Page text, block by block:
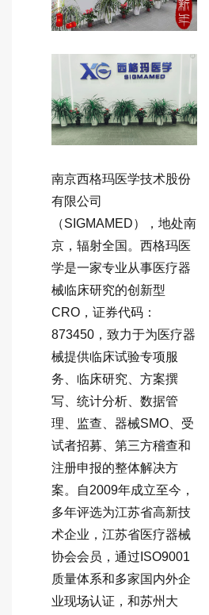
南京西格玛医学技术股份
有限公司
（SIGMAMED），地处南
京，辐射全国。西格玛医
学是一家专业从事医疗器
械临床研究的创新型
CRO，证券代码：
873450，致力于为医疗器
械提供临床试验专项服
务、临床研究、方案撰
写、统计分析、数据管
理、监查、器械SMO、受
试者招募、第三方稽查和
注册申报的整体解决方
案。自2009年成立至今，
多年评选为江苏省高新技
术企业，江苏省医疗器械
协会会员，通过ISO9001
质量体系和多家国内外企
业现场认证，和苏州大